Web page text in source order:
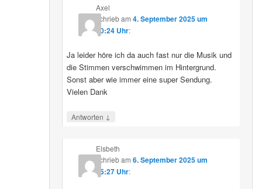
Axel
schriebam 4. September 2025 um
10:24 Uhr:
Ja leider höre ich da auch fast nur die Musik und
die Stimmen verschwimmen im Hintergrund.
Sonst aber wie immer eine super Sendung.
Vielen Dank
Antworten ↓
Elsbeth
schriebam 6. September 2025 um
15:27 Uhr: